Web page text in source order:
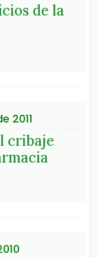
de la
2011
cribaje